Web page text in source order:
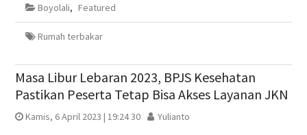
jendela
yang
baru)
jendela
baru)
di
yang baru)
Boyolali, Featured
Rumah terbakar
Masa Libur Lebaran 2023, BPJS Kesehatan
Pastikan Peserta Tetap Bisa Akses Layanan JKN
Kamis, 6 April 2023 | 19:24 30 Yulianto